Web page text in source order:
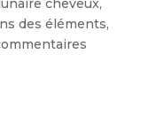
cheveux,
des éléments,